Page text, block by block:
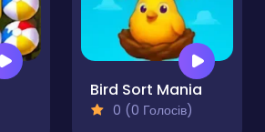
Bird Sort Mania
0 (0 Голосів)